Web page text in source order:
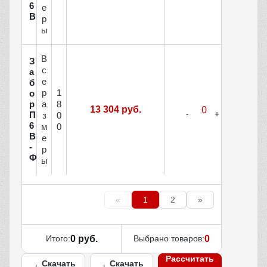
6
В
е
р
ы
З
а
б
о
р
П
6
В
-
Ф
В
с
е
р
а
з
м
е
р
ы
1
8
0
0
13 304 руб.
« 1 2 »
Итого:0 руб. Выбрано товаров:0
Скачать Скачать
Рассчитать